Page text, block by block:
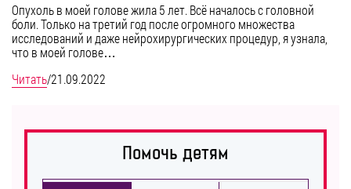
Опухоль в моей голове жила 5 лет. Всё началось с головной
боли. Только на третий год после огромного множества
исследований и даже нейрохирургических процедур, я узнала,
что в моей голове…
Читать/21.09.2022
Помочь детям